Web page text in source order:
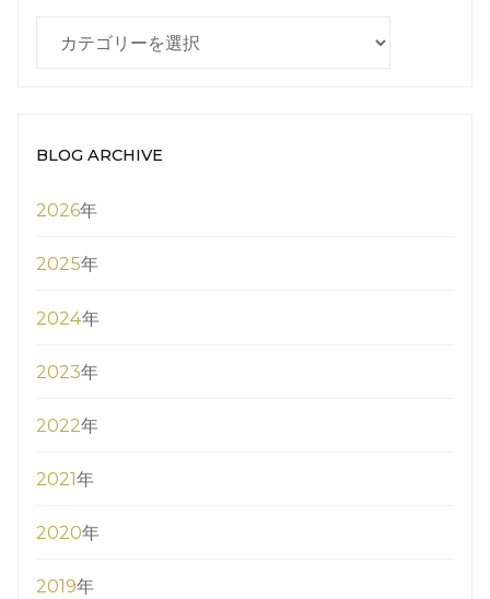
BLOG ARCHIVE
2026年
2025年
2024年
2023年
2022年
2021年
2020年
2019年